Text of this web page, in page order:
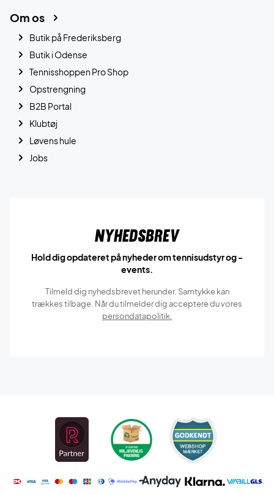
Om os
Butik på Frederiksberg
Butik i Odense
Tennisshoppen Pro Shop
Opstrengning
B2B Portal
Klubtøj
Løvens hule
Jobs
Nyhedsbrev
Hold dig opdateret på nyheder om tennisudstyr og -
events.
Tilmeld dig nyhedsbrevet herunder. Samtykke kan
trækkes tilbage. Når du tilmelder dig acceptere du vores
persondatapolitik.